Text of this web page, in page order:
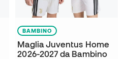
BAMBINO
Maglia Juventus Home
2026-2027 da Bambino